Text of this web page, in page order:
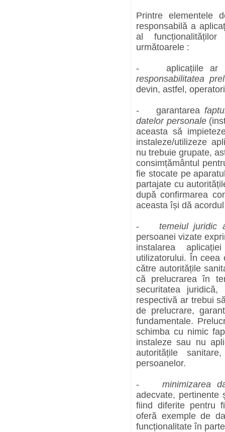
Printre elementele
responsabilă a
al
următoarele :
- aplicațiile ar
responsabilitatea
devin, astfel,
- garantarea
datelor personale
aceasta să
instaleze/utilizeze
nu trebuie grupate,
consimțământul
fie stocate pe
partajate cu
după confirmarea
aceasta își dă
-temeiul juridic
persoanei vizate
instalarea
utilizatorului. În ceea
către autoritățile
că prelucrarea în
securitatea
respectivă ar trebui
de prelucrare,
fundamentale.
schimba cu nimic
instaleze sau nu
autoritățile
persoanelor.
-minimizarea
adecvate, pertinente
fiind diferite pentru
oferă exemple de
funcționalitate în